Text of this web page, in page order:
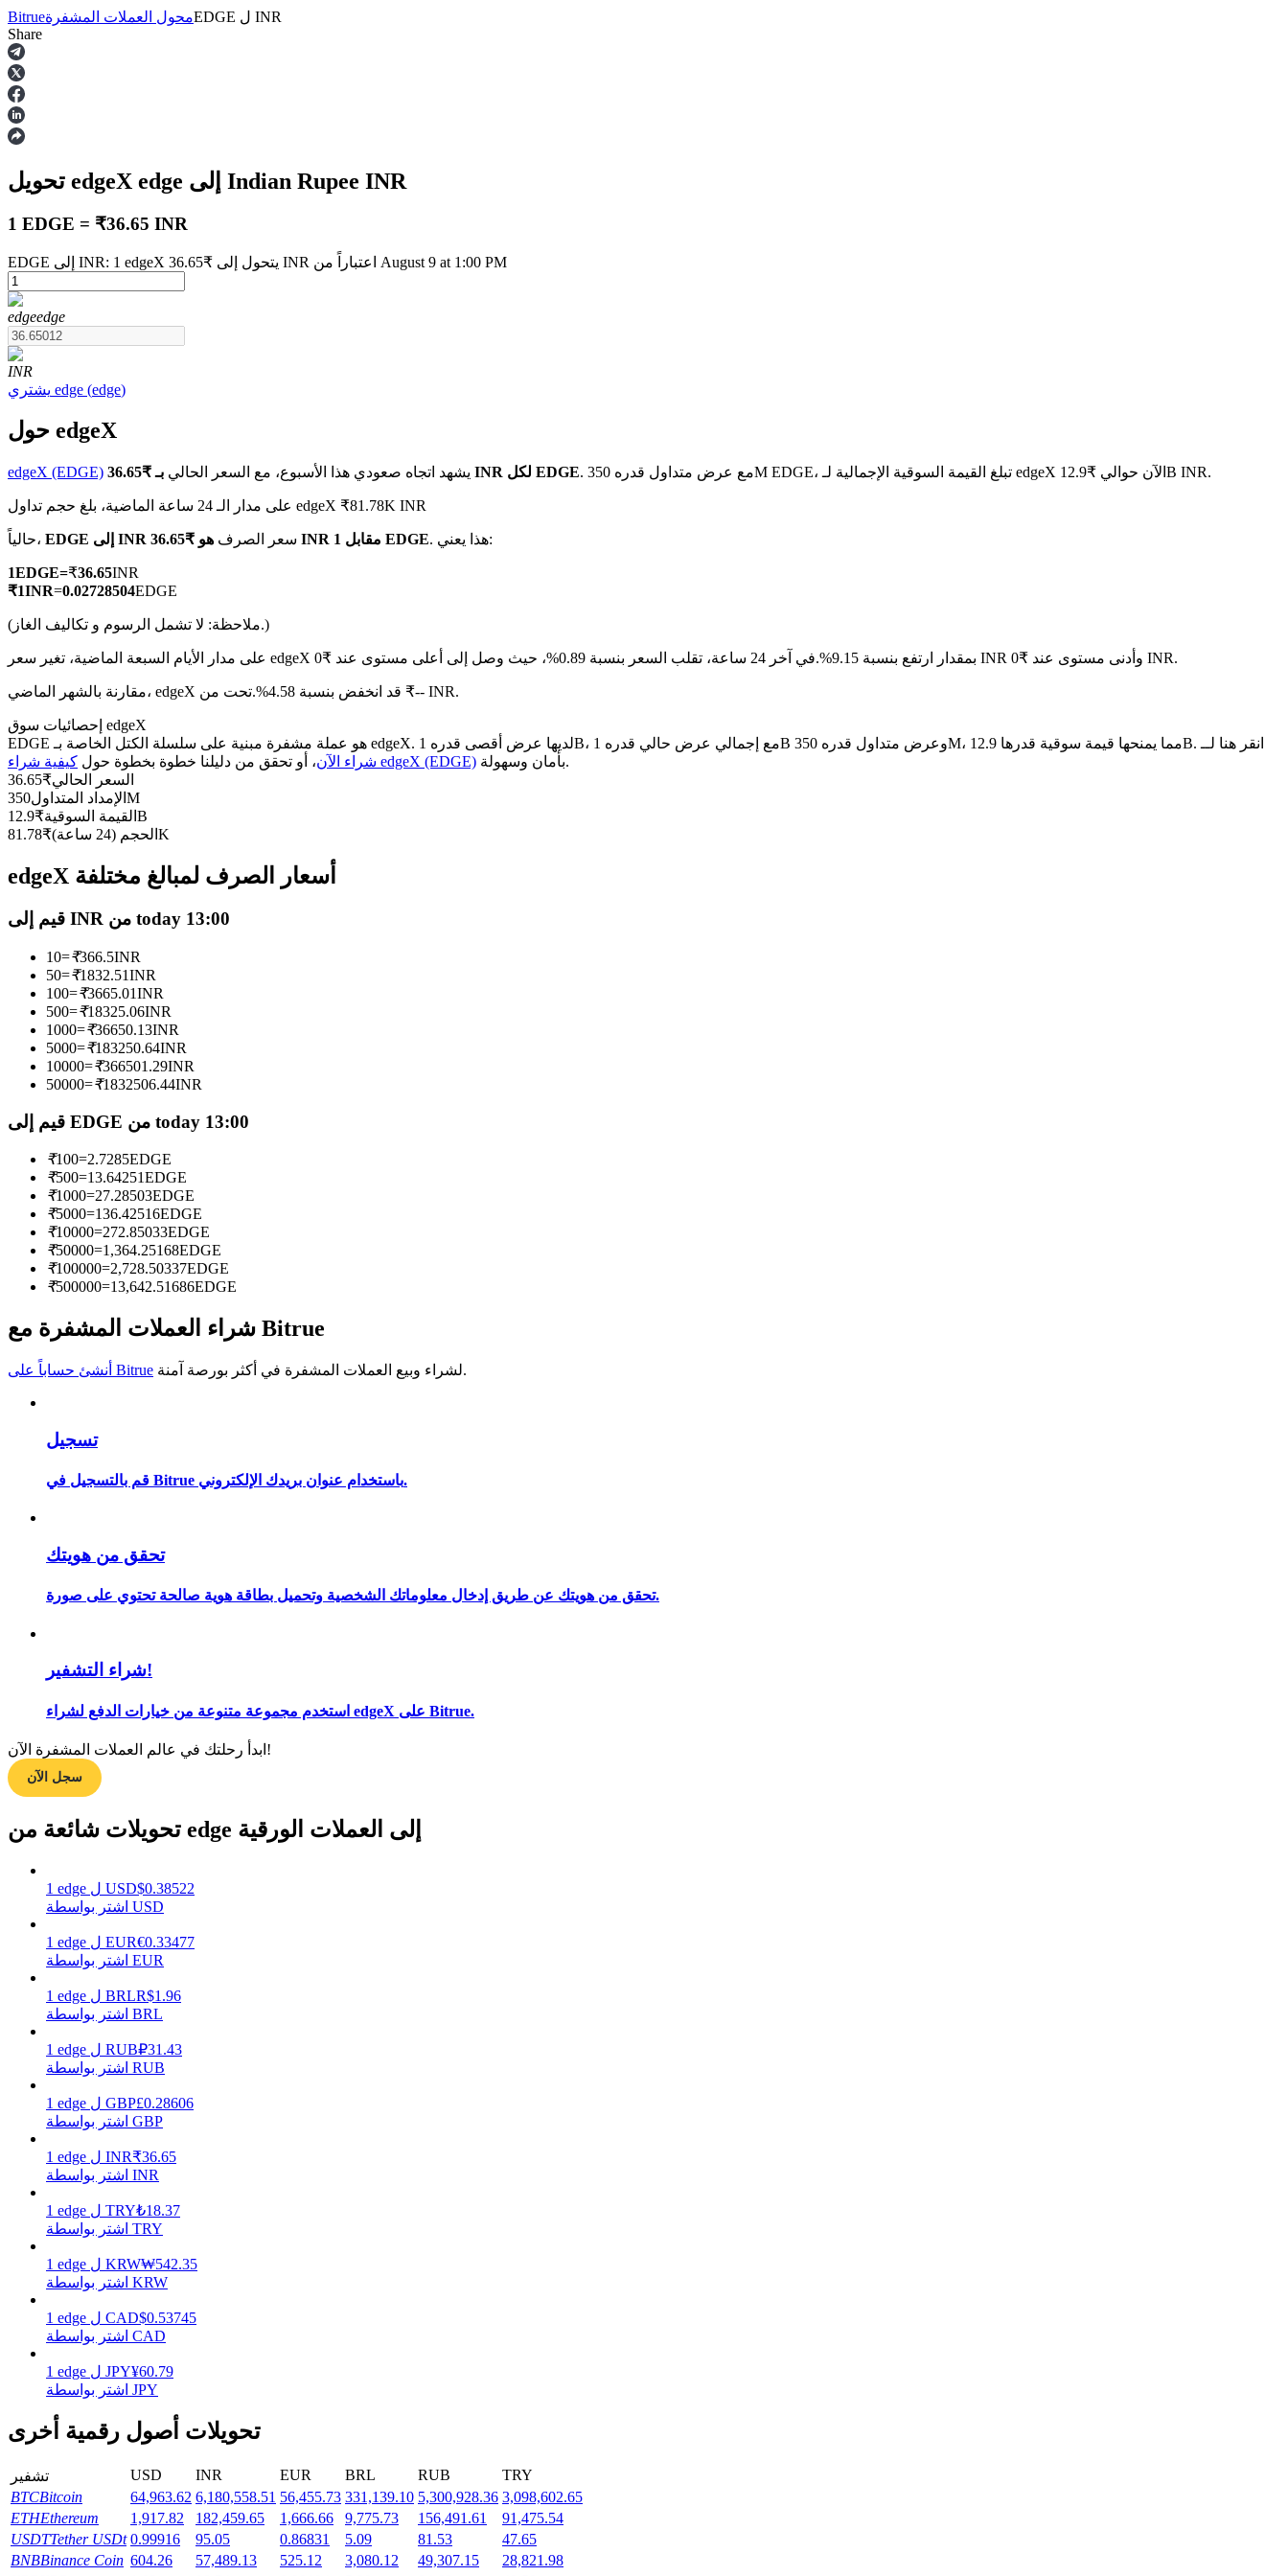
العقود الآجلة
العقود الآجلة USDT
TradFi
مشتقات الأسهم والعملات الأجنبية والمعادن الثمينة والسلع
العقود الآجلة باستخدام USDC كضمان
نسخ التداول
انضم إلى أفضل المتداولين
كن متداول نسخ
معلومة
مرشد
استراتيجيات التداول
تعلم كيفية البقاء مربحة
يكسب
احصل على مكافآت تنافسية يوميًا
Bitrueمحول العملات المشفرةEDGE ل INR
Share
تحويل edgeX edge إلى Indian Rupee INR
1 EDGE = ₹36.65 INR
EDGE إلى INR: 1 edgeX يتحول إلى ₹36.65 INR اعتباراً من August 9 at 1:00 PM
edgeedge
INR
يشتري edge (edge)
حول edgeX
edgeX (EDGE) يشهد اتجاه صعودي هذا الأسبوع، مع السعر الحالي بـ ₹36.65 INR لكل EDGE . مع عرض متداول قدره 350M EDGE، تبلغ القيمة السوقية الإجمالية لـ edgeX الآن حوالي ₹12.9B INR.
على مدار الـ 24 ساعة الماضية، بلغ حجم تداول edgeX ₹81.78K INR
حالياً، EDGE إلى INR سعر الصرف هو ₹36.65 INR مقابل 1 EDGE . هذا يعني:
1EDGE=₹36.65INR
₹1INR=0.02728504EDGE
(ملاحظة: لا تشمل الرسوم و تكاليف الغاز.)
على مدار الأيام السبعة الماضية، تغير سعر edgeX بمقدار ارتفع بنسبة 9.15%. في آخر 24 ساعة، تقلب السعر بنسبة 0.89%، حيث وصل إلى أعلى مستوى عند ₹0 INR وأدنى مستوى عند ₹0 INR.
مقارنة بالشهر الماضي، edgeX قد انخفض بنسبة 4.58%.تحت من ₹-- INR.
إحصائيات سوق edgeX
EDGE هو عملة مشفرة مبنية على سلسلة الكتل الخاصة بـ edgeX. لديها عرض أقصى قدره 1B، مع إجمالي عرض حالي قدره 1B وعرض متداول قدره 350M، مما يمنحها قيمة سوقية قدرها 12.9B. انقر هنا لــ
شراء الآن، أو تحقق من دليلنا خطوة بخطوة حول كيفية شراء edgeX (EDGE)
بأمان وسهولة.
السعر الحالي₹
36.65
الإمداد المتداول 350M
القيمة السوقية₹
12.9B
الحجم (24 ساعة)
₹ 81.78K
edgeX أسعار الصرف لمبالغ مختلفة
قيم إلى INR من today 13:00
10=₹366.5INR
50=₹1832.51INR
100=₹3665.01INR
500=₹18325.06INR
1000=₹36650.13INR
5000=₹183250.64INR
10000=₹366501.29INR
50000=₹1832506.44INR
قيم إلى EDGE من today 13:00
₹100=2.7285EDGE
₹500=13.64251EDGE
₹1000=27.28503EDGE
₹5000=136.42516EDGE
₹10000=272.85033EDGE
₹50000=1,364.25168EDGE
₹100000=2,728.50337EDGE
₹500000=13,642.51686EDGE
شراء العملات المشفرة مع Bitrue
أنشئ حساباً على Bitrue لشراء وبيع العملات المشفرة في أكثر بورصة آمنة.
تسجيل
قم بالتسجيل في Bitrue باستخدام عنوان بريدك الإلكتروني.
تحقق من هويتك
تحقق من هويتك عن طريق إدخال معلوماتك الشخصية وتحميل بطاقة هوية صالحة تحتوي على صورة.
شراء التشفير!
استخدم مجموعة متنوعة من خيارات الدفع لشراء edgeX على Bitrue.
ابدأ رحلتك في عالم العملات المشفرة الآن!
سجل الآن
تحويلات شائعة من edge إلى العملات الورقية
1 edge ل USD$0.38522
اشتر بواسطة USD
1 edge ل EUR€0.33477
اشتر بواسطة EUR
1 edge ل BRLR$1.96
اشتر بواسطة BRL
1 edge ل RUB₽31.43
اشتر بواسطة RUB
1 edge ل GBP£0.28606
اشتر بواسطة GBP
1 edge ل INR₹36.65
اشتر بواسطة INR
1 edge ل TRY₺18.37
اشتر بواسطة TRY
1 edge ل KRW₩542.35
اشتر بواسطة KRW
1 edge ل CAD$0.53745
اشتر بواسطة CAD
1 edge ل JPY¥60.79
اشتر بواسطة JPY
تحويلات أصول رقمية أخرى
تشفير USD INR EUR BRL RUB
TRY
BTCBitcoin 64,963.62 6,180,558.51 56,455.73 331,139.10 5,300,928.36 3,098,602.65
ETHEthereum 1,917.82 182,459.65 1,666.66 9,775.73 156,491.61
91,475.54
USDTTether USDt 0.99916 95.05 0.86831 5.09 81.53
47.65
BNBBinance Coin 604.26 57,489.13 525.12 3,080.12 49,307.15
28,821.98